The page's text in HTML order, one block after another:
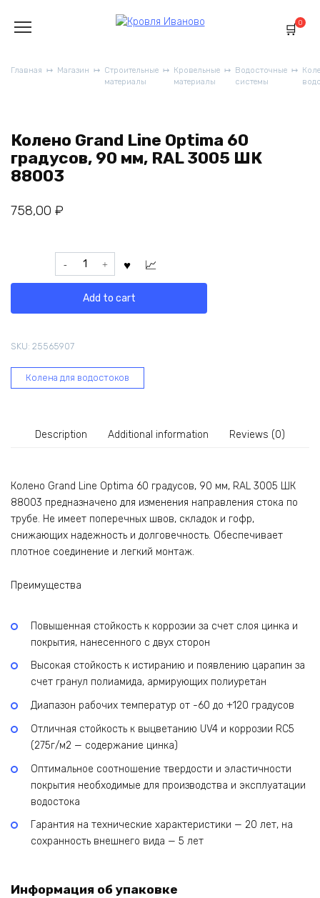
содержанию
0
Главная Магазин
Строительные
материалы
Кровельные
материалы
Водосточные
системы
Колено Grand Line Optima 60
градусов, 90 мм, RAL 3005 ШК
88003
758,00 ₽
Колено
Grand
Optima
90
RAL
quantity
Add to cart
SKU: 25565907
Колена для водостоков
Description Additional information Reviews (0)
Колено Grand Line Optima 60 градусов, 90 мм, RAL 3005 ШК
88003 предназначено для изменения направления стока по
трубе. Не имеет поперечных швов, складок и гофр,
снижающих надежность и долговечность. Обеспечивает
плотное соединение и легкий монтаж.
Преимущества
Повышенная стойкость к коррозии за счет слоя цинка и
покрытия, нанесенного с двух сторон
Высокая стойкость к истиранию и появлению царапин за
счет гранул полиамида, армирующих полиуретан
Диапазон рабочих температур от -60 до +120 градусов
Отличная стойкость к выцветанию UV4 и коррозии RC5
(275г/м2 — содержание цинка)
Оптимальное соотношение твердости и эластичности
покрытия необходимые для производства и эксплуатации
водостока
Гарантия на технические характеристики — 20 лет, на
сохранность внешнего вида — 5 лет
Информация об упаковке